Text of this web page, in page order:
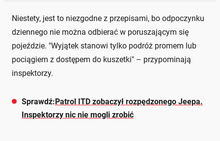
Niestety, jest to niezgodne z przepisami, bo odpoczynku
dziennego nie można odbierać w poruszającym się
pojeździe. "Wyjątek stanowi tylko podróż promem lub
pociągiem z dostępem do kuszetki" – przypominają
inspektorzy.
Sprawdź:Patrol ITD zobaczył rozpędzonego Jeepa.
Inspektorzy nic nie mogli zrobić